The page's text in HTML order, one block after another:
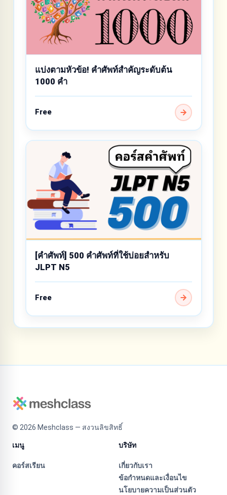
แบ่งตามหัวข้อ! คำศัพท์สำคัญระดับต้น
1000 คำ
Free
[คำศัพท์] 500 คำศัพท์ที่ใช้บ่อยสำหรับ
JLPT N5
Free
© 2026 Meshclass — สงวนลิขสิทธิ์
เมนู
คอร์สเรียน
บริษัท
เกี่ยวกับเรา
ข้อกำหนดและเงื่อนไข
นโยบายความเป็นส่วนตัว